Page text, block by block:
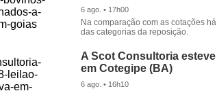
6 ago. • 17h00
Na comparação com as cotações
das categorias da reposição.
A Scot Consultoria
em Cotegipe (BA)
6 ago. • 16h10